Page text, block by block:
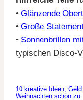
• Glänzende
• Große
• Sonnenbrillen
typischen Disco-
10 kreative Ideen,
Weihnachten schön zu